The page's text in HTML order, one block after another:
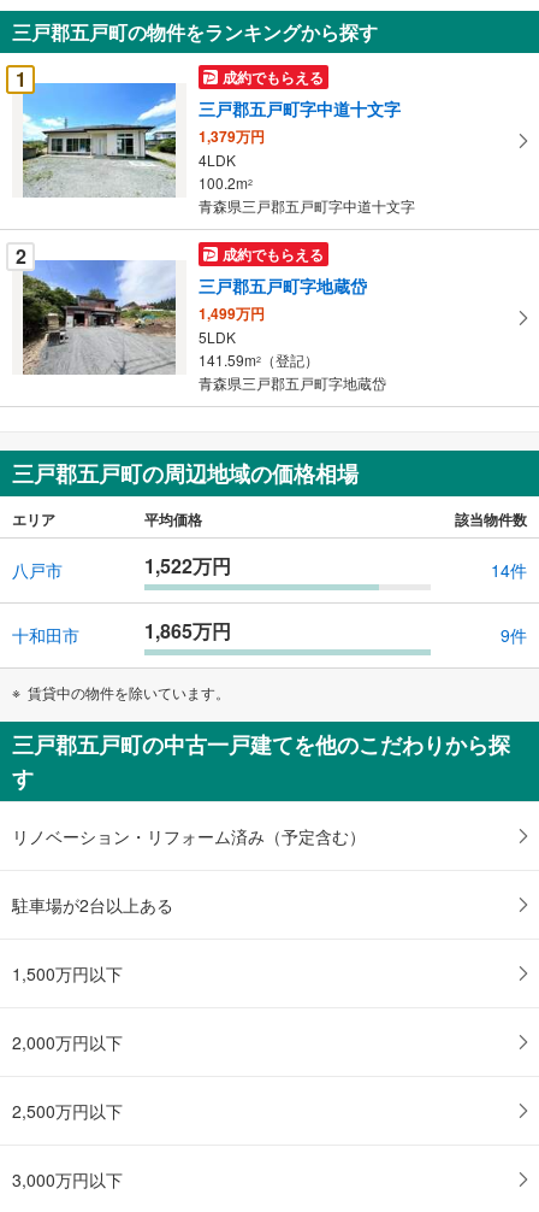
知
を
受
け
取
る
・
条
件
を
マ
イ
ペ
ー
に
存
す
る
三戸郡五戸町の物件をランキングから探す
1
成約でもらえる
三戸郡五戸町字中道十文字
1,379万円
4LDK
100.2m2
青森県三戸郡五戸町字中道十文字
2 成約でもらえる
三戸郡五戸町字地蔵岱
1,499万円
5LDK
141.59m2
（登記）
青森県三戸郡五戸町字地蔵岱
三戸郡五戸町の周辺地域の価格相場
エリア 平均価格 該当物件数
八戸市 1,522万円 14件
十和田市 1,865万円 9件
賃貸中の物件を除いています。
三戸郡五戸町の中古一戸建てを他のこだわりから探
す
リノベーション・リフォーム済み（予定含む）
駐車場が2台以上ある
1,500万円以下
2,000万円以下
2,500万円以下
3,000万円以下